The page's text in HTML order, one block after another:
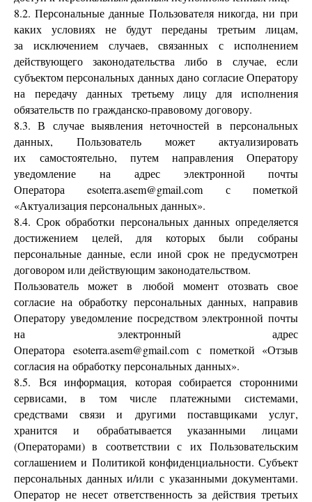
8.2. Персональные данные Пользователя никогда, ни при
каких условиях не будут переданы третьим лицам,
за исключением случаев, связанных с исполнением
действующего законодательства либо в случае, если
субъектом персональных данных дано согласие Оператору
на передачу данных третьему лицу для исполнения
обязательств по гражданско-правовому договору.
8.3. В случае выявления неточностей в персональных
данных, Пользователь может актуализировать
их самостоятельно, путем направления Оператору
уведомление на адрес электронной почты
Оператора esoterra.asem@gmail.com с пометкой
«Актуализация персональных данных».
8.4. Срок обработки персональных данных определяется
достижением целей, для которых были собраны
персональные данные, если иной срок не предусмотрен
договором или действующим законодательством.
Пользователь может в любой момент отозвать свое
согласие на обработку персональных данных, направив
Оператору уведомление посредством электронной почты
на электронный адрес
Оператора esoterra.asem@gmail.com с пометкой «Отзыв
согласия на обработку персональных данных».
8.5. Вся информация, которая собирается сторонними
сервисами, в том числе платежными системами,
средствами связи и другими поставщиками услуг,
хранится и обрабатывается указанными лицами
(Операторами) в соответствии с их Пользовательским
соглашением и Политикой конфиденциальности. Субъект
персональных данных и/или с указанными документами.
Оператор не несет ответственность за действия третьих